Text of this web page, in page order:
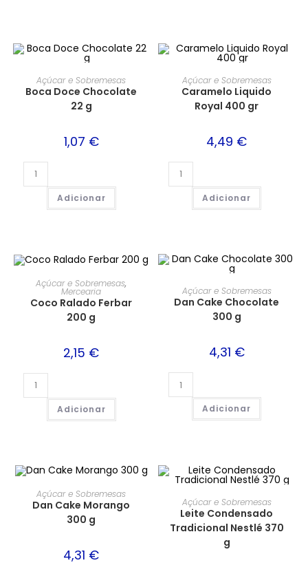
Açúcar e Sobremesas
Boca Doce Chocolate
22 g
1,07 €
Adicionar
Açúcar e Sobremesas
Caramelo Liquido
Royal 400 gr
4,49 €
Adicionar
Açúcar e Sobremesas,
Mercearia
Coco Ralado Ferbar
200 g
2,15 €
Adicionar
Açúcar e Sobremesas
Dan Cake Chocolate
300 g
4,31 €
Adicionar
Açúcar e Sobremesas
Dan Cake Morango
300 g
4,31 €
Açúcar e Sobremesas
Leite Condensado
Tradicional Nestlé 370
g